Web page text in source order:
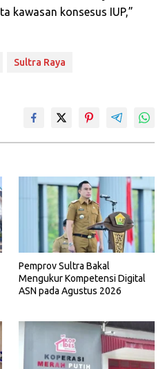
kawasan konsesus IUP,”
Sultra Raya
Pemprov Sultra Bakal
Mengukur Kompetensi Digital
ASN pada Agustus 2026